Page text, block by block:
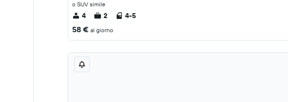
o SUV simile
4 2 4-5
58 € al giorno